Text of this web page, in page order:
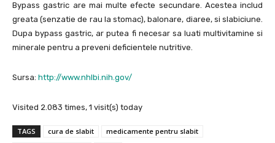
Bypass gastric are mai multe efecte secundare. Acestea includ
greata (senzatie de rau la stomac), balonare, diaree, si slabiciune.
Dupa bypass gastric, ar putea fi necesar sa luati multivitamine si
minerale pentru a preveni deficientele nutritive.
Sursa: http://www.nhlbi.nih.gov/
Visited 2.083 times, 1 visit(s) today
TAGS cura de slabit
medicamente pentru slabit